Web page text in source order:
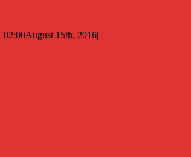
August 15th, 2016|